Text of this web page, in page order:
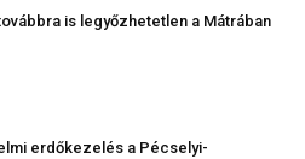
is legyőzhetetlen a Mátrában
erdőkezelés a Pécselyi-